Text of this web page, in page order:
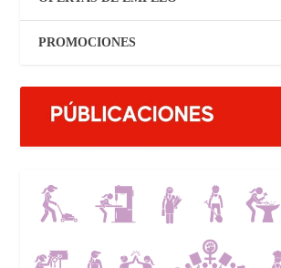
PROMOCIONES